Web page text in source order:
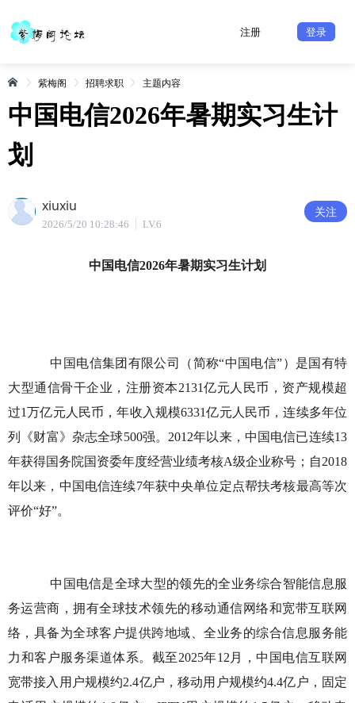
注册 登录
紫梅阁 招聘求职 主题内容
中国电信2026年暑期实习生计
划
xiuxiu
2026/5/20 10:28:46 LV.6
关注
中国电信2026年暑期实习生计划
中国电信集团有限公司（简称“中国电信”）是国有特
大型通信骨干企业，注册资本2131亿元人民币，资产规模超
过1万亿元人民币，年收入规模6331亿元人民币，连续多年位
列《财富》杂志全球500强。2012年以来，中国电信已连续13
年获得国务院国资委年度经营业绩考核A级企业称号；自2018
年以来，中国电信连续7年获中央单位定点帮扶考核最高等次
评价“好”。
中国电信是全球大型的领先的全业务综合智能信息服
务运营商，拥有全球技术领先的移动通信网络和宽带互联网
络，具备为全球客户提供跨地域、全业务的综合信息服务能
力和客户服务渠道体系。截至2025年12月，中国电信互联网
宽带接入用户规模约2.4亿户，移动用户规模约4.4亿户，固定